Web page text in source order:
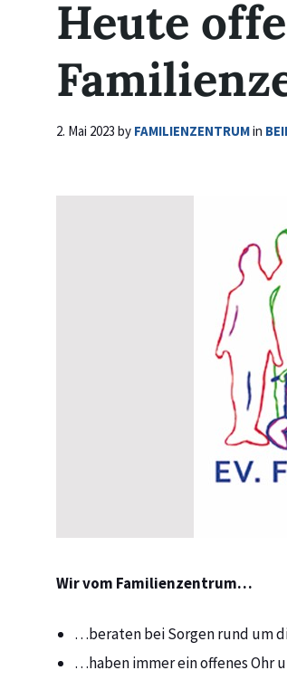
Heute
2. Mai 2023 by FAMILIENZENTRUMin
Wir vom Familienzentrum…
…beraten bei Sorgen rund um
…haben immer ein offenes Ohr